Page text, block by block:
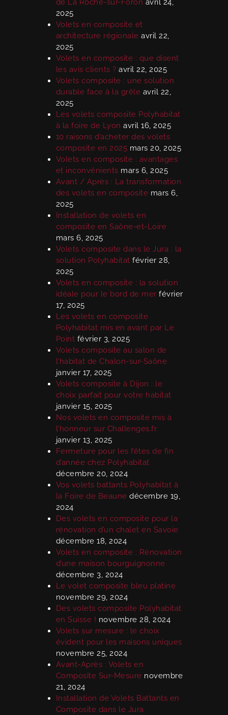
2025
Volets en composite et
architecture régionale avril 22,
2025
Volets en composite : que disent
les avis clients ? avril 22, 2025
Volets composite : une solution
durable face à la grêle avril 22,
2025
Les volets composite Polyhabitat
à la foire de Lyon avril 16, 2025
10 raisons d’acheter des volets
composite en 2025 mars 20, 2025
Volets en composite : avantages
et inconvénients mars 6, 2025
Avant / Après : La transformation
des volets en composite mars 6,
2025
Installation de volets en
composite en Saône-et-Loire
mars 6, 2025
Volets composite dans le Jura : la
solution Polyhabitat février 28,
2025
Volets en composite : la solution
idéale pour le bord de mer février
17, 2025
Les volets en composite
Polyhabitat mis en avant par Le
Point février 3, 2025
Volets composite au salon de
l’habitat de Chalon-sur-Saône
janvier 17, 2025
Volets composite à Dijon : le
choix parfait pour votre habitat
janvier 15, 2025
Nos volets en composite mis à
l’honneur sur Challenges.fr
janvier 13, 2025
Fermeture pour les fêtes de fin
d’année chez Polyhabitat
décembre 20, 2024
Vos volets battants Polyhabitat à
la Foire de Beaune décembre 19,
2024
Des volets en composite pour la
rénovation d’un chalet en Savoie
décembre 18, 2024
Volets en composite : Rénovation
d’une maison bourguignonne
décembre 3, 2024
Le volet composite bleu platine
novembre 29, 2024
Des volets composite Polyhabitat
en Suisse ! novembre 28, 2024
Volets sur mesure : le choix
évident pour les maisons uniques
novembre 25, 2024
Avant-Après : Volets en
Composite Sur-Mesure novembre
21, 2024
Installation de Volets Battants en
Composite dans le Jura